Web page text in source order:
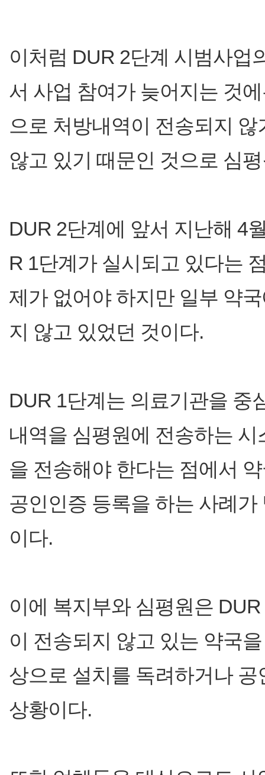
이처럼 DUR 2단계 시범사업
서 사업 참여가 늦어지는 것
으로 처방내역이 전송되지
않고 있기 때문인 것으로 심
DUR 2단계에 앞서 지난해 4
R 1단계가 실시되고 있다는
제가 없어야 하지만 일부 약
지 않고 있었던 것이다.
DUR 1단계는 의료기관을 중
내역을 심평원에 전송하는
을 전송해야 한다는 점에서
공인인증 등록을 하는 사례
이다.
이에 복지부와 심평원은
이 전송되지 않고 있는 약국
상으로 설치를 독려하거나
상황이다.